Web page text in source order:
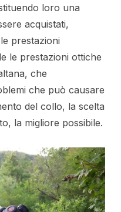
loro una
acquistati,
prestazioni
le prestazioni ottiche
che
che può causare
del collo, la scelta
la migliore possibile.